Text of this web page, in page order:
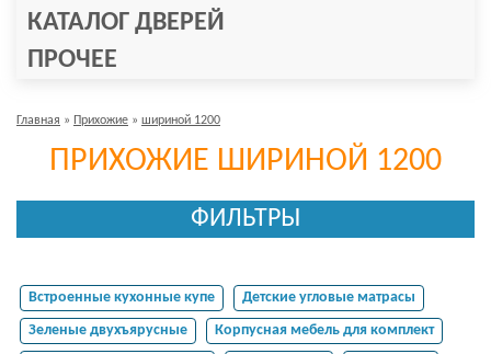
КАТАЛОГ ДВЕРЕЙ
ПРОЧЕЕ
Главная » Прихожие » шириной 1200
ПРИХОЖИЕ ШИРИНОЙ 1200
ФИЛЬТРЫ
Встроенные кухонные купе
Детские угловые матрасы
Зеленые двухъярусные
Корпусная мебель для комплект